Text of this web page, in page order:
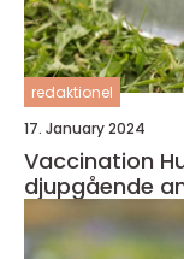
redaktionel
17. January 2024
Vaccination
djupgående